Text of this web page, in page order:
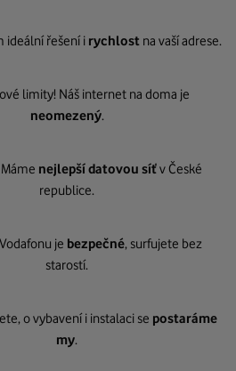
ideální řešení i rychlost na vaší adrese.
limity! Náš internet na doma je
neomezený.
nejlepší datovou síťv České
republice.
je bezpečné, surfujete bez
starostí.
o vybavení i instalaci se postaráme
my.